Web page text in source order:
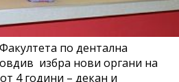
по дентална
избра нови органи на
4 години – декан и